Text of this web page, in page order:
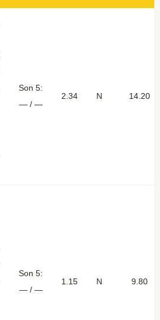
Son 5:
— / —
2.34 N 14.20
Son 5:
— / —
1.15 N 9.80